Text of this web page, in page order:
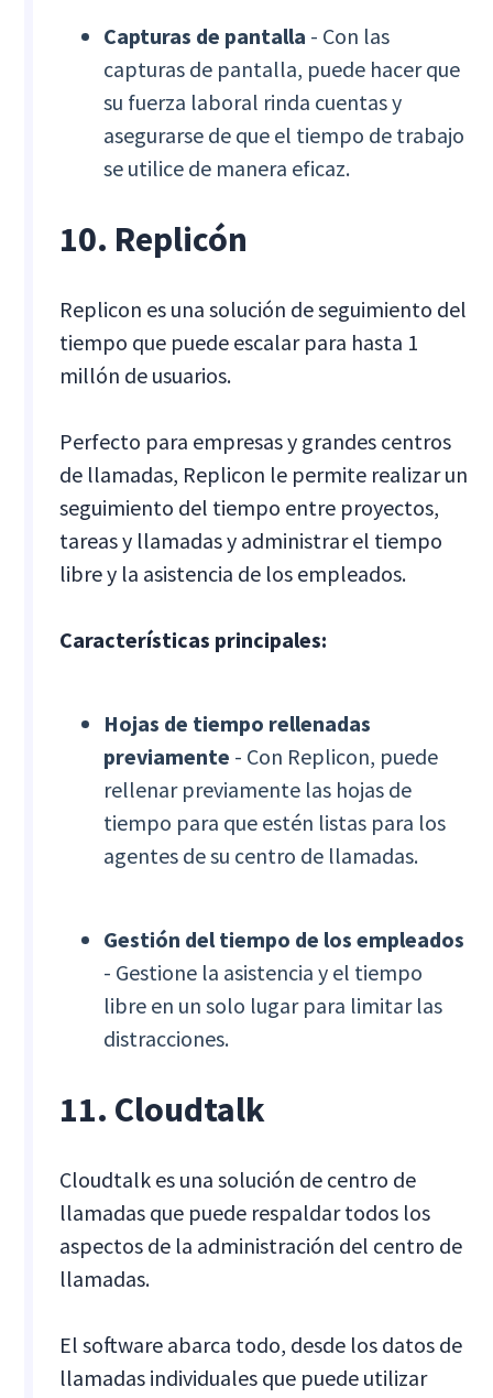
Capturas de pantalla - Con las
capturas de pantalla, puede hacer que
su fuerza laboral rinda cuentas y
asegurarse de que el tiempo de trabajo
se utilice de manera eficaz.
10. Replicón
Replicon es una solución de seguimiento del
tiempo que puede escalar para hasta 1
millón de usuarios.
Perfecto para empresas y grandes centros
de llamadas, Replicon le permite realizar un
seguimiento del tiempo entre proyectos,
tareas y llamadas y administrar el tiempo
libre y la asistencia de los empleados.
Características principales:
Hojas de tiempo rellenadas
previamente - Con Replicon, puede
rellenar previamente las hojas de
tiempo para que estén listas para los
agentes de su centro de llamadas.
Gestión del tiempo de los empleados
- Gestione la asistencia y el tiempo
libre en un solo lugar para limitar las
distracciones.
11. Cloudtalk
Cloudtalk es una solución de centro de
llamadas que puede respaldar todos los
aspectos de la administración del centro de
llamadas.
El software abarca todo, desde los datos de
llamadas individuales que puede utilizar